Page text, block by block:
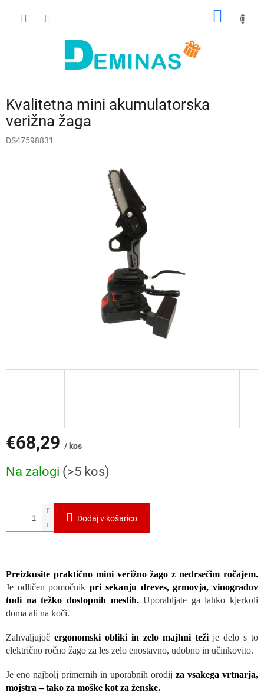
Kvalitetna mini akumulatorska
verižna žaga
DS47598831
€68,29 / kos
mere:
Na zalogi (>5 kos)
Dodaj v košarico
Preizkusite praktično mini verižno žago z nedrsečim ročajem.
Je odličen pomočnikpri sekanju dreves, grmovja, vinogradov
tudi na težko dostopnih mestih.Uporabljate ga lahko kjerkoli
doma ali na koči.
Zahvaljujoč ergonomski obliki in zelo majhni teži je delo s to
električno ročno žago za les zelo enostavno, udobno in učinkovito.
Je eno najbolj primernih in uporabnih orodij za vsakega vrtnarja,
mojstra – tako za moške kot za ženske.